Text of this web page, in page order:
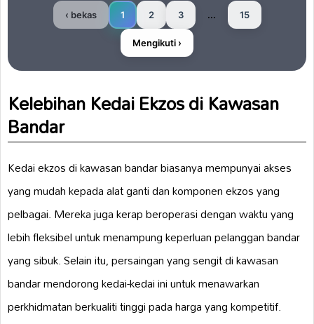
‹ bekas 1 2 3 ... 15
Mengikuti ›
Kelebihan Kedai Ekzos di Kawasan
Bandar
Kedai ekzos di kawasan bandar biasanya mempunyai akses
yang mudah kepada alat ganti dan komponen ekzos yang
pelbagai. Mereka juga kerap beroperasi dengan waktu yang
lebih fleksibel untuk menampung keperluan pelanggan bandar
yang sibuk. Selain itu, persaingan yang sengit di kawasan
bandar mendorong kedai-kedai ini untuk menawarkan
perkhidmatan berkualiti tinggi pada harga yang kompetitif.